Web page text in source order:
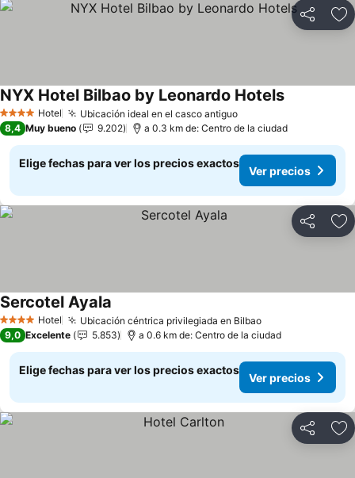
Compartir
4 EstrellasHotel Ubicación ideal en el casco antiguoVer precios
NYX Hotel Bilbao by Leonardo HotelsVer precios
8,4 Muy bueno 9.202 a 0.3 km de: Centro de la ciudad
Elige fechas para ver los precios exactos
Ver precios
Compartir
4 EstrellasHotel Ubicación céntrica privilegiada en BilbaoVer precios
Sercotel Ayala
9,0 Excelente 5.853 a 0.6 km de: Centro de la ciudad
Elige fechas para ver los precios exactos
Ver precios
Compartir